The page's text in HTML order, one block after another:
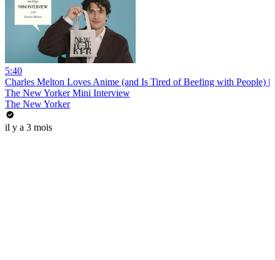
5:40
Charles Melton Loves Anime (and Is Tired of Beefing with People) |
The New Yorker Mini Interview
The New Yorker
il y a 3 mois